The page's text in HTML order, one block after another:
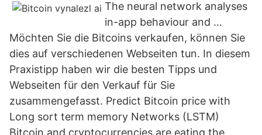
The neural network analyses
in-app behaviour and …
Möchten Sie die Bitcoins verkaufen, können Sie
dies auf verschiedenen Webseiten tun. In diesem
Praxistipp haben wir die besten Tipps und
Webseiten für den Verkauf für Sie
zusammengefasst. Predict Bitcoin price with
Long sort term memory Networks (LSTM)
Bitcoin and cryptocurrencies are eating the